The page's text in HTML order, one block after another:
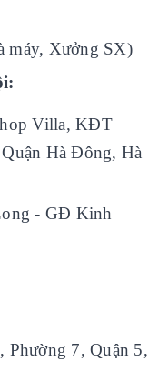
máy, Xưởng SX)
Villa, KĐT
Hà Đông, Hà
- GĐ Kinh
Phường 7, Quận 5,